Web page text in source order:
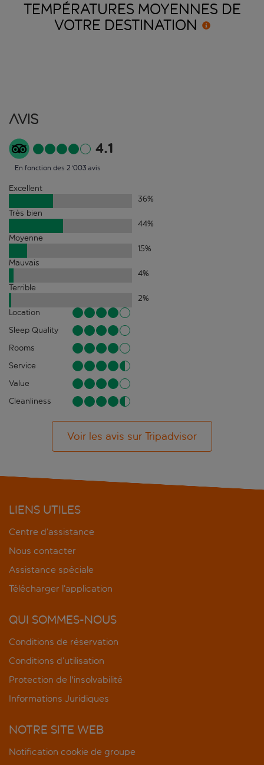
TEMPÉRATURES MOYENNES DE
VOTRE DESTINATION
Avis
4.1
En fonction des 2'003 avis
Excellent
36%
Très bien
44%
Moyenne
15%
Mauvais
4%
Terrible
2%
Location
Sleep Quality
Rooms
Service
Value
Cleanliness
Voir les avis sur Tripadvisor
LIENS UTILES
Centre d’assistance
Nous contacter
Assistance spéciale
Télécharger l’application
QUI SOMMES-NOUS
Conditions de réservation
Conditions d’utilisation
Protection de l'insolvabilité
Informations Juridiques
NOTRE SITE WEB
Notification cookie de groupe